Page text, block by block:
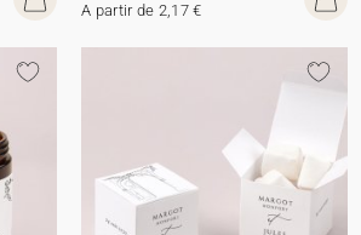
A partir de 2,17 €